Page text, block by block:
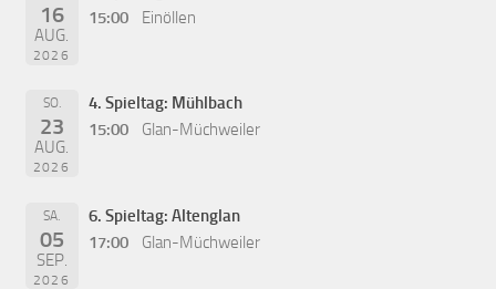
16
AUG.
2026
15:00
Einöllen
SO.
23
AUG.
2026
4. Spieltag: Mühlbach
15:00
Glan-Müchweiler
SA.
05
SEP.
2026
6. Spieltag: Altenglan
17:00
Glan-Müchweiler